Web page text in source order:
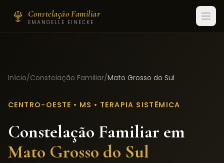
Constelação Familiar
EMANOELLE EINECKE
Início/Constelação Familiar/Mato Grosso do Sul
CENTRO-OESTE • MS • TERAPIA SISTÊMICA
Constelação Familiar em
Mato Grosso do Sul